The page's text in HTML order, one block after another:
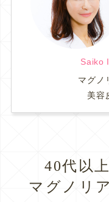
Saiko
マグノ
美容
40代以
マグノリ